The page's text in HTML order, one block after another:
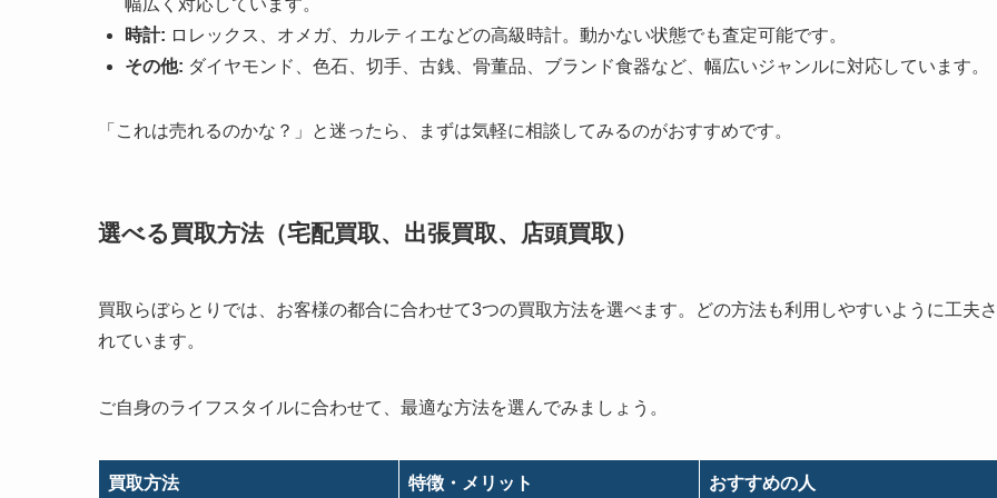
幅広く対応しています。
時計: ロレックス、オメガ、カルティエなどの高級時計。動かない状態でも査定可能です。
その他: ダイヤモンド、色石、切手、古銭、骨董品、ブランド食器など、幅広いジャンルに対応しています。
「これは売れるのかな？」と迷ったら、まずは気軽に相談してみるのがおすすめです。
選べる買取方法（宅配買取、出張買取、店頭買取）
買取らぼらとりでは、お客様の都合に合わせて3つの買取方法を選べます。どの方法も利用しやすいように工夫さ
れています。
ご自身のライフスタイルに合わせて、最適な方法を選んでみましょう。
買取方法 特徴・メリット おすすめの人